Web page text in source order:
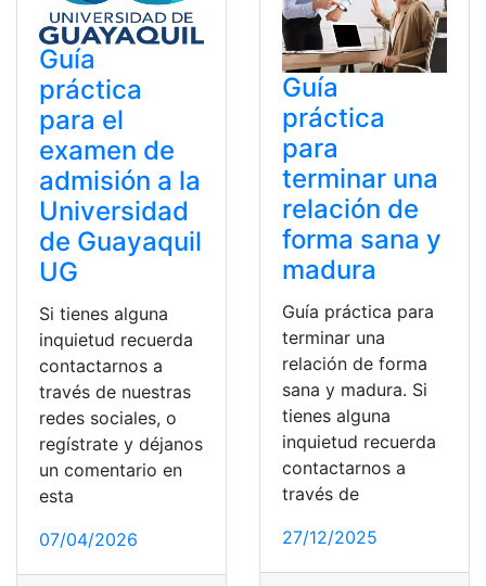
Guía
práctica
para el
examen de
admisión a la
Universidad
de Guayaquil
UG
Si tienes alguna
inquietud recuerda
contactarnos a
través de nuestras
redes sociales, o
regístrate y déjanos
un comentario en
esta
07/04/2026
Guía
práctica
para
terminar una
relación de
forma sana y
madura
Guía práctica para
terminar una
relación de forma
sana y madura. Si
tienes alguna
inquietud recuerda
contactarnos a
través de
27/12/2025